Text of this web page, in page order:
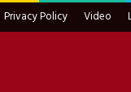
Privacy Policy Video